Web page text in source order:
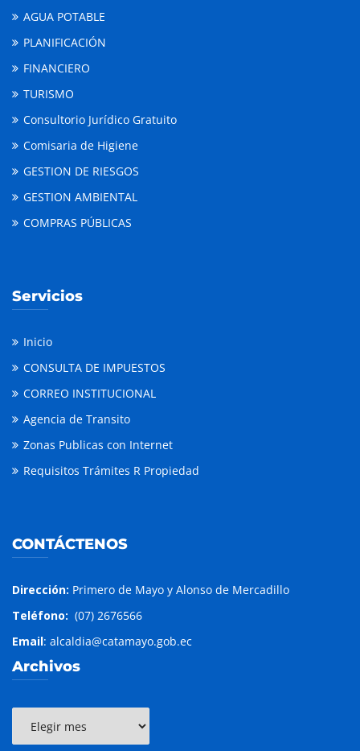
AGUA POTABLE
PLANIFICACIÓN
FINANCIERO
TURISMO
Consultorio Jurídico Gratuito
Comisaria de Higiene
GESTION DE RIESGOS
GESTION AMBIENTAL
COMPRAS PÚBLICAS
Servicios
Inicio
CONSULTA DE IMPUESTOS
CORREO INSTITUCIONAL
Agencia de Transito
Zonas Publicas con Internet
Requisitos Trámites R Propiedad
CONTÁCTENOS
Dirección: Primero de Mayo y Alonso de Mercadillo
Teléfono: (07) 2676566
Email: alcaldia@catamayo.gob.ec
Archivos